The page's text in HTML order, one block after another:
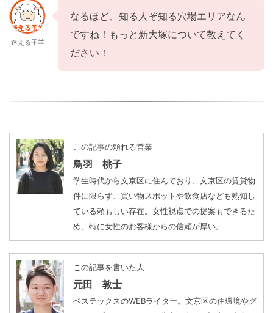
迷える子羊
なるほど、知る人ぞ知る穴場エリアなん
ですね！もっと新大塚について教えてく
ださい！
この記事の頼れる営業
鳥羽 桃子
学生時代から文京区に住んでおり、文京区の賃貸物
件に限らず、買い物スポットや飲食店なども熟知し
ている頼もしい存在。女性視点での提案もできるた
め、特に女性のお客様からの信頼が厚い。
この記事を書いた人
元田 敦士
ベステックスのWEBライター。文京区の住環境やグ